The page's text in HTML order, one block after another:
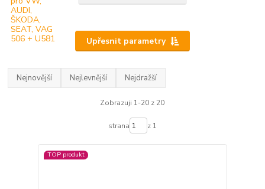
Upřesnit parametry
Nejnovější Nejlevnější Nejdražší
Zobrazuji 1-20 z 20
strana z 1
TOP produkt